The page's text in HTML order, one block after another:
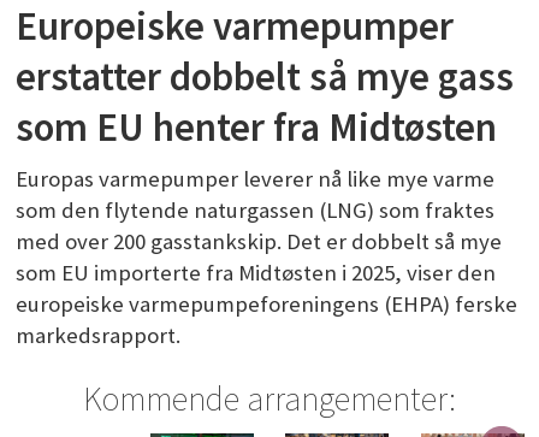
Europeiske varmepumper
erstatter dobbelt så mye gass
som EU henter fra Midtøsten
Europas varmepumper leverer nå like mye varme
som den flytende naturgassen (LNG) som fraktes
med over 200 gasstankskip. Det er dobbelt så mye
som EU importerte fra Midtøsten i 2025, viser den
europeiske varmepumpeforeningens (EHPA) ferske
markedsrapport.
Kommende arrangementer: